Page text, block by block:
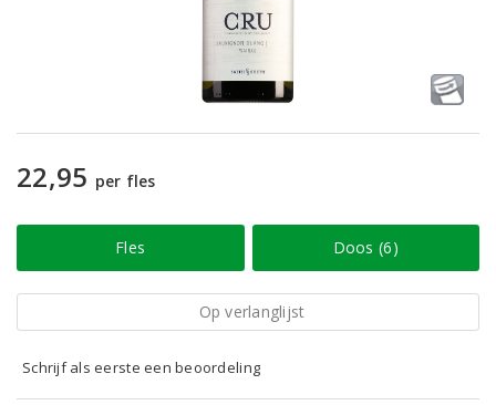
22,95 per fles
Fles Doos (6)
Op verlanglijst
Schrijf als eerste een beoordeling